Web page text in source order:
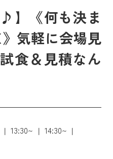
♪】《何も決ま
気軽に会場見
食＆見積なん
13:30~
14:30~